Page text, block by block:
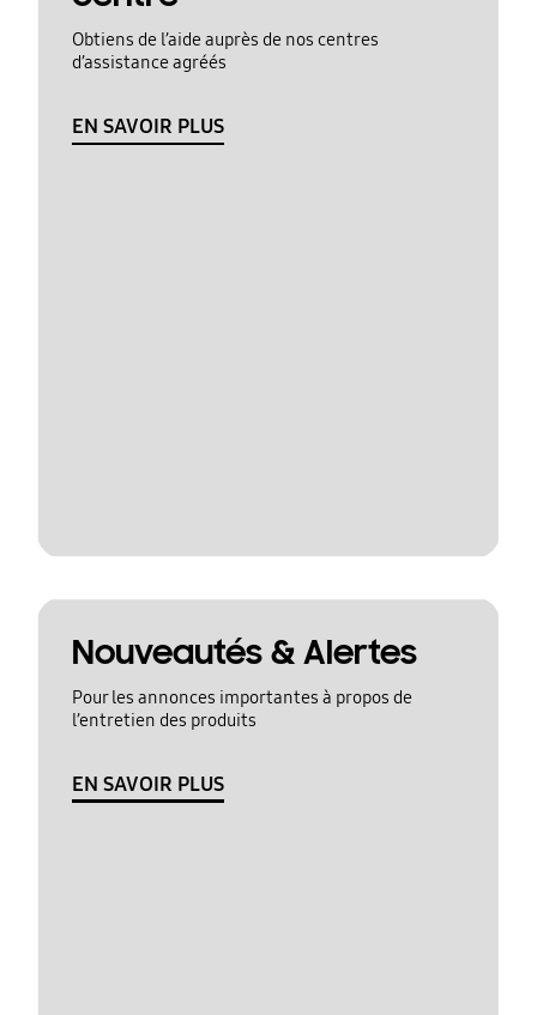
Obtiens de l’aide auprès de nos centres
d’assistance agréés
EN SAVOIR PLUS
Nouveautés & Alertes
Pour les annonces importantes à propos de
l’entretien des produits
EN SAVOIR PLUS